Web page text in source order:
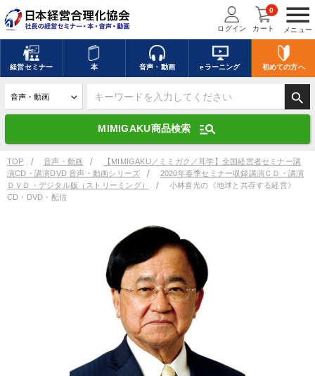
menu
メニュー
ログイン カート
0
経営セミナー 本 音声・動画 eラーニング 初めての方へ
search
MIMIGAKU商品検索 manage_search
キーワードを入力して探す
デジタル版対応のみ検索結果に表示する
search 上記の条件で検索
全国経営者セミナー講演収録物（全1315タイトル）からお探しいただけ
事業家のロマンと経営
若手異才経営者の発想 専門家のアドバイス
TOP 音声・動画
【MIMIGAKU／ミミガク／耳学】全国経営者セミナー講
演CD・講演DVD 音声・動画シリーズ
2020年春季セミナー収録講演ＣＤ・講演
ＤＶＤ・デジタル版（ストリーミング）
小林喜光の《地球と共存する経営》
CD・DVD・配信